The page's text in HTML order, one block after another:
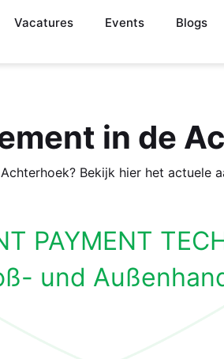
Vacatures Events
Blogs
in de
Bekijk hier het actuele
PAYMENT
und